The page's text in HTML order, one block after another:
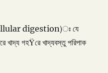
digestion)ঃ যে
খাদ্য গহŸরে খাদ্যবস্তু পরিপাক